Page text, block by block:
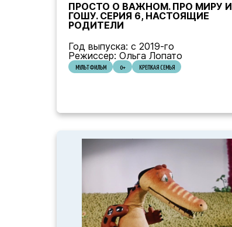
ПРОСТО О ВАЖНОМ. ПРО МИРУ И
ГОШУ. СЕРИЯ 6, НАСТОЯЩИЕ
РОДИТЕЛИ
Год выпуска: с 2019-го
Режиссер: Ольга Лопато
МУЛЬТФИЛЬМ 0+ КРЕПКАЯ СЕМЬЯ